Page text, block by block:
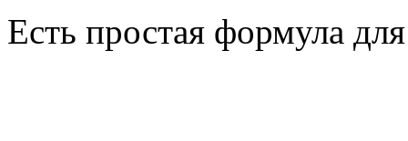
Есть простая формула